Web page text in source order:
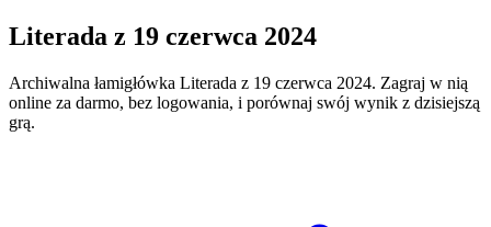
Literada z 19 czerwca 2024
Archiwalna łamigłówka Literada z 19 czerwca 2024. Zagraj w nią
online za darmo, bez logowania, i porównaj swój wynik z dzisiejszą
grą.